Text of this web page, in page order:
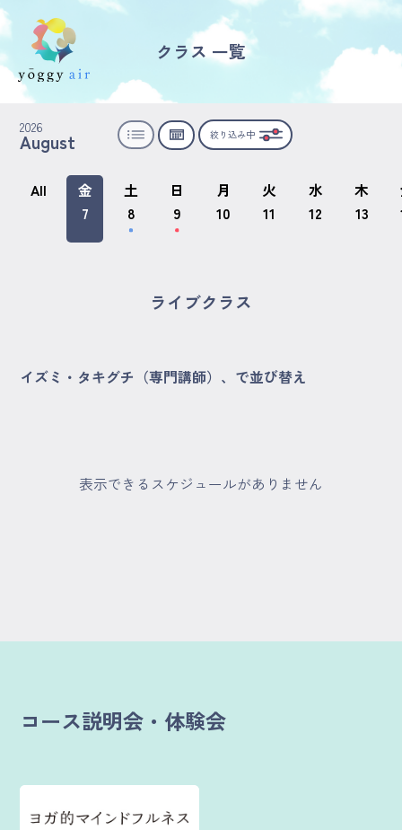
受講の流れ
料金について
インストラクター一覧
FAQ / お問い合わせ
yoggy mommy
ログイン
クラス 一覧
2026
August 絞り込み中
All
金
7
土
8
日
9
月
10
火
11
水
12
木
13
ライブクラス
イズミ・タキグチ（専門講師）、で並び替え
表示できるスケジュールがありません
コース説明会・体験会